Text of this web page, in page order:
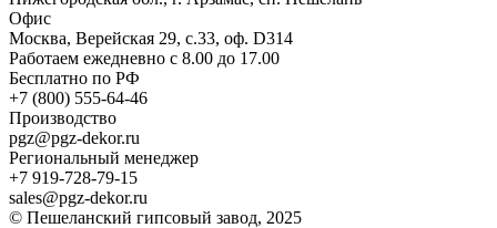
Офис
Москва, Верейская 29, с.33, оф. D314
Работаем ежедневно с 8.00 до 17.00
Бесплатно по РФ
+7 (800) 555-64-46
Производство
pgz@pgz-dekor.ru
Региональный менеджер
+7 919-728-79-15
sales@pgz-dekor.ru
© Пешеланский гипсовый завод, 2025